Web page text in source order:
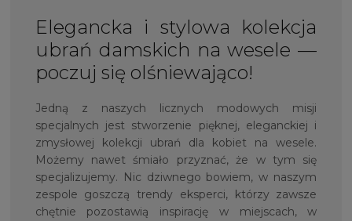
Elegancka i stylowa kolekcja
ubrań damskich na wesele —
poczuj się olśniewająco!
Jedną z naszych licznych modowych misji
specjalnych jest stworzenie pięknej, eleganckiej i
zmysłowej kolekcji ubrań dla kobiet na wesele.
Możemy nawet śmiało przyznać, że w tym się
specjalizujemy. Nic dziwnego bowiem, w naszym
zespole goszczą trendy eksperci, którzy zawsze
chętnie pozostawią inspirację w miejscach, w